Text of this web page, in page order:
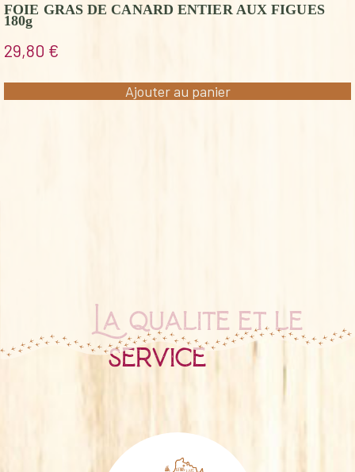
FOIE GRAS DE CANARD ENTIER AUX FIGUES
180g
29,80 €
Ajouter au panier
La qualité et le
service